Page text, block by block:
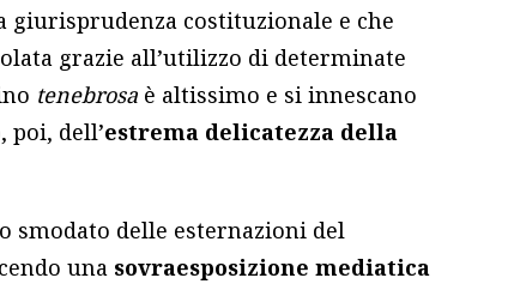
costituzionale e che
grazie all’utilizzo di determinate
tenebrosa è altissimo e si innescano
poi, dell’estrema delicatezza della
smodato delle esternazioni del
una sovraesposizione mediatica